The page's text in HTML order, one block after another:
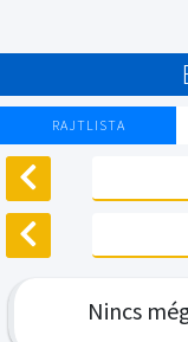
RAJTLISTA
Nincs